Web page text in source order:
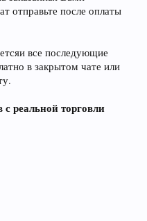
отправьте после оплаты
все последующие
в закрытом чате или
с реальной торговли